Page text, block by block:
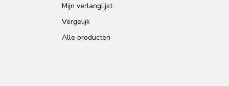
Mijn verlanglijst
Vergelijk
Alle producten